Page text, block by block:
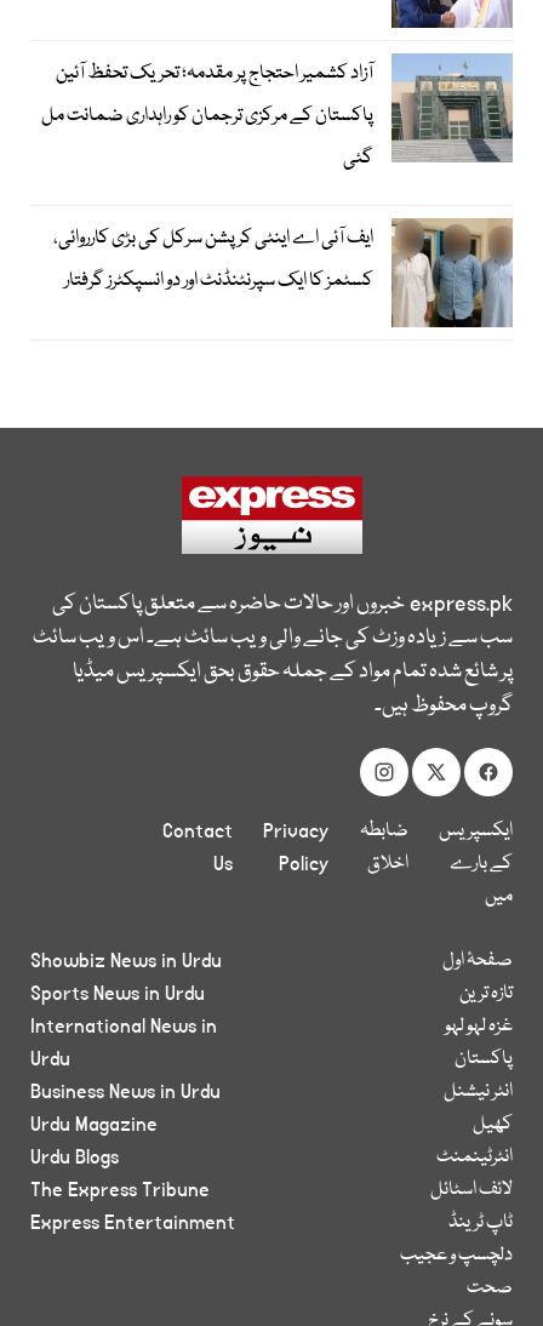
آزاد کشمیر احتجاج پر مقدمہ؛ تحریک تحفظ آئین
پاکستان کے مرکزی ترجمان کو راہداری ضمانت مل
گئی
ایف آئی اے اینٹی کرپشن سرکل کی بڑی کارروائی،
کسٹمز کا ایک سپرنٹنڈنٹ اور دو انسپکٹرز گرفتار
express.pkخبروں اور حالات حاضرہ سے متعلق پاکستان کی
سب سے زیادہ وزٹ کی جانے والی ویب سائٹ ہے۔ اس ویب سائٹ
پر شائع شدہ تمام مواد کے جملہ حقوق بحق ایکسپریس میڈیا
گروپ محفوظ ہیں۔
ایکسپریس
کے بارے
میں
ضابطہ
اخلاق
Privacy
Policy
Contact
Us
صفحۂ اول
تازہ ترین
غزہ لہو لہو
پاکستان
انٹر نیشنل
کھیل
انٹرٹینمنٹ
لائف اسٹائل
ٹاپ ٹرینڈ
دلچسپ و عجیب
صحت
Showbiz News in Urdu
Sports News in Urdu
International News in
Urdu
Business News in Urdu
Urdu Magazine
Urdu Blogs
The Express Tribune
Express Entertainment